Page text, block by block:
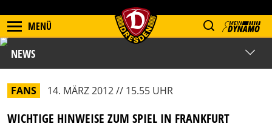
MENÜ
NEWS
FANS 14. MÄRZ 2012 // 15.55 UHR
WICHTIGE HINWEISE ZUM SPIEL IN FRANKFURT